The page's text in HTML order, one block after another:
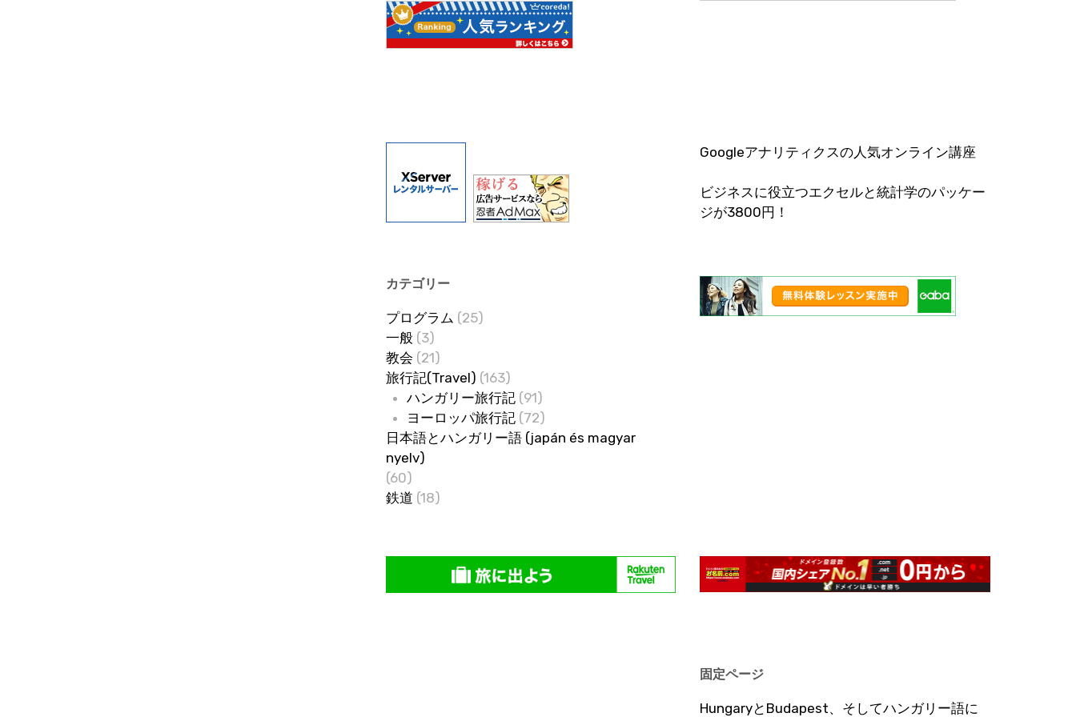
Googleアナリティクスの人気オンライン講座
ビジネスに役立つエクセルと統計学のパッケー
ジが3800円！
カテゴリー
プログラム (25)
一般 (3)
教会 (21)
旅行記(Travel) (163)
ハンガリー旅行記(91)
ヨーロッパ旅行記(72)
日本語とハンガリー語 (japán és magyar
nyelv)
(60)
鉄道 (18)
固定ページ
HungaryとBudapest、そしてハンガリー語に